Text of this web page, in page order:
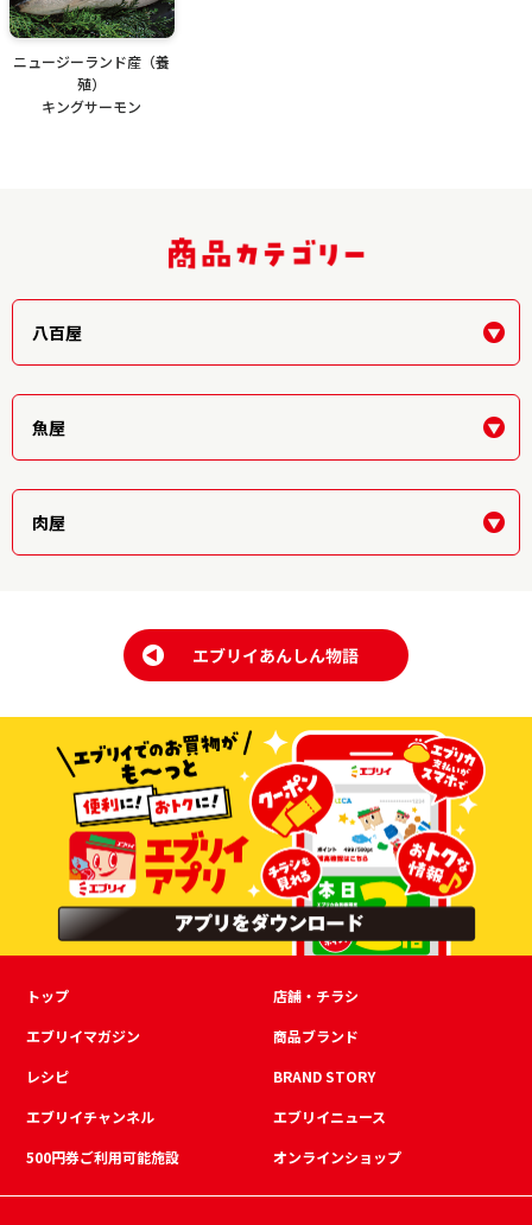
ニュージーランド産（養
殖）
キングサーモン
八百屋
魚屋
肉屋
トップ
店舗・チラシ
エブリイマガジン
商品ブランド
レシピ
BRAND STORY
エブリイチャンネル
エブリイニュース
500円券ご利用可能施設
オンラインショップ